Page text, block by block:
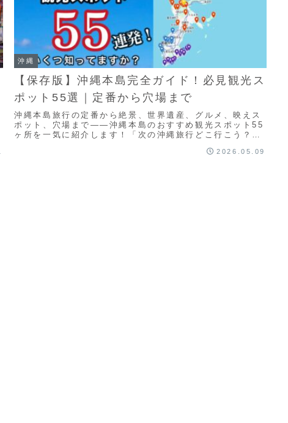
沖縄
【保存版】沖縄本島完全ガイド！必見観光ス
ポット55選｜定番から穴場まで
沖縄本島旅行の定番から絶景、世界遺産、グルメ、映えス
ポット、穴場まで――沖縄本島のおすすめ観光スポット55
ヶ所を一気に紹介します！「次の沖縄旅行どこ行こう？」
2026.05.09